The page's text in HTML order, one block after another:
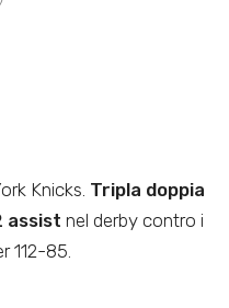
Knicks. Tripla doppia
assist nel derby contro i
112-85.